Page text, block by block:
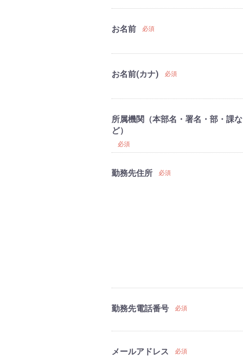
お名前 必須
お名前(カナ) 必須
所属機関（本部名・署名・部・課な
ど）
必須
勤務先住所 必須
勤務先電話番号 必須
メールアドレス 必須